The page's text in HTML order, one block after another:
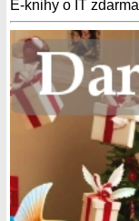
E-knihy o IT zdarma